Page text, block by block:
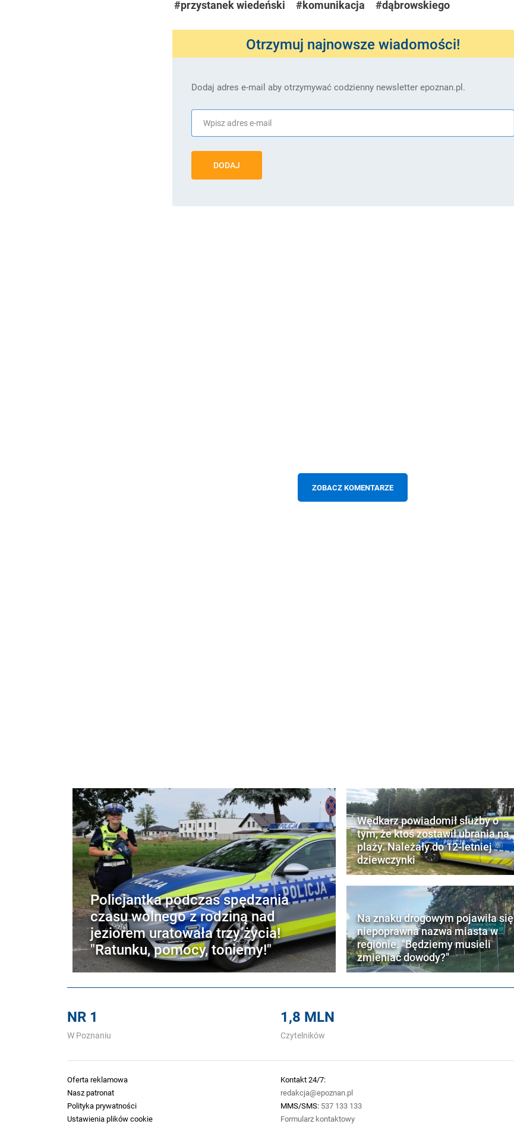
#przystanek wiedeński #komunikacja #dąbrowskiego
Otrzymuj najnowsze wiadomości!
Dodaj adres e-mail aby otrzymywać codzienny newsletter epoznan.pl.
DODAJ
ZOBACZ KOMENTARZE
Policjantka podczas spędzania
czasu wolnego z rodziną nad
jeziorem uratowała trzy życia!
"Ratunku, pomocy, toniemy!"
Wędkarz powiadomił służby o
tym, że ktoś zostawił ubrania na
plaży. Należały do 12-letniej
dziewczynki
Na znaku drogowym pojawiła się
niepoprawna nazwa miasta w
regionie. "Będziemy musieli
zmieniać dowody?"
NR 1
W Poznaniu
1,8 MLN
Czytelników
Oferta reklamowa
Nasz patronat
Polityka prywatności
Ustawienia plików cookie
Kontakt 24/7:
redakcja@epoznan.pl
MMS/SMS: 537 133 133
Formularz kontaktowy